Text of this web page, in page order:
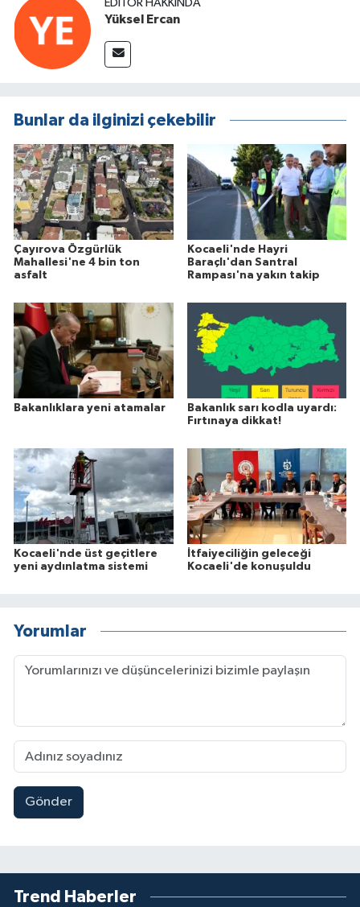
EDITÖR HAKKINDA
Yüksel Ercan
Bunlar da ilginizi çekebilir
Çayırova Özgürlük
Mahallesi'ne 4 bin ton
asfalt
Kocaeli'nde Hayri
Baraçlı'dan Santral
Rampası'na yakın takip
Bakanlıklara yeni atamalar
Bakanlık sarı kodla uyardı:
Fırtınaya dikkat!
Kocaeli'nde üst geçitlere
yeni aydınlatma sistemi
İtfaiyeciliğin geleceği
Kocaeli'de konuşuldu
Yorumlar
Gönder
Trend Haberler